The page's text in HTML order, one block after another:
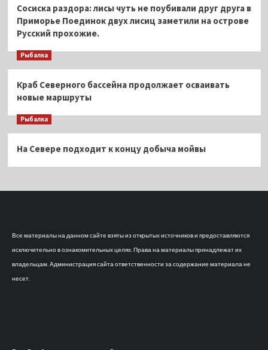
Сосиска раздора: лисы чуть не поубивали друг друга в
Приморье Поединок двух лисиц заметили на острове
Русский прохожие.
Рыбалка
Краб Северного бассейна продолжает осваивать
новые маршруты
Рыбалка
На Севере подходит к концу добыча мойвы
Все материалы на данном сайте взяты из открытых источников и предоставляются
исключительно в ознакомительных целях. Права на материалы принадлежат их
владельцам. Администрация сайта ответственности за содержание материала не
несет.